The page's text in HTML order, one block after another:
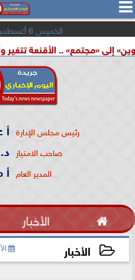
 
الخميس 6 أغسطس 2026
.. الأقنعة تتغير والأجندة
رئيس مجلس الإدارة أ
صاحب الامتياز
المدير العام أ
 الأخبار
الأخبار